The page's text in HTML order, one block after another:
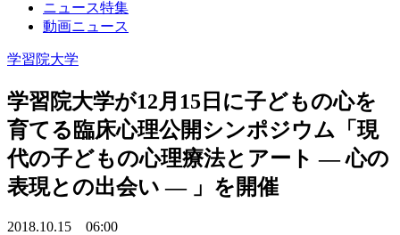
ニュース特集
動画ニュース
学習院大学
学習院大学が12月15日に子どもの心を
育てる臨床心理公開シンポジウム「現
代の子どもの心理療法とアート — 心の
表現との出会い — 」を開催
2018.10.15 06:00